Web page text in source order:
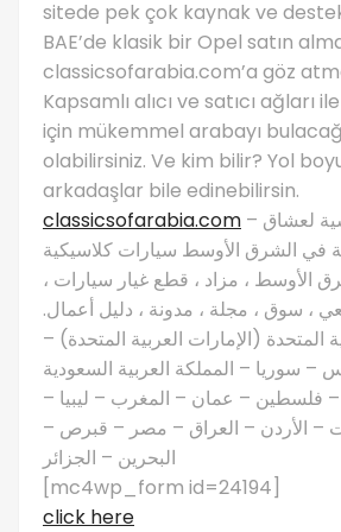
sitede pek çok kaynak ve
BAE’de klasik bir Opel satın
classicsofarabia.com’a göz
Kapsamlı alıcı ve satıcı ağları
için mükemmel arabayı
olabilirsiniz. Ve kim bilir? Yol
arkadaşlar bile edinebilirsin.
classicsofarabia.com – الصفحة الرئيسية لعشاق
في الشرق الأوسط سيارات كلاسيكية
الأوسط ، مزاد ، قطع غيار سيارات ،
، سوق ، مجلة ، مدونة ، دليل أعمال.
المتحدة (الإمارات العربية المتحدة) –
– سوريا – المملكة العربية السعودية
فلسطين – عمان – المغرب – ليبيا –
– الأردن – العراق – مصر – قبرص –
البحرين – الجزائر
[mc4wp_form id=24194]
click here